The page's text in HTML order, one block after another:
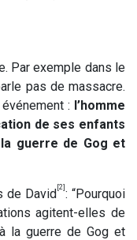
Par exemple dans le
pas de massacre.
: l’homme
de ses enfants
guerre de Gog et
de David[2] : “Pourquoi
agitent-elles de
la guerre de Gog et